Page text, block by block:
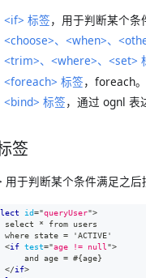
<if> 标签，用于判断某个条
<choose>、<when>、
<trim>、<where>、<set>
<foreach> 标签，foreach。
<bind> 标签，通过 ognl 表
签
用于判断某个条件满足之后
id="queryUser">
select * from users
where state = 'ACTIVE'
<if test="age != null ">
and age = #{age}
</if>